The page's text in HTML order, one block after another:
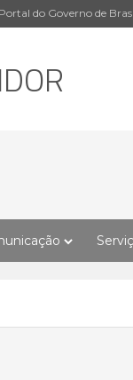
Portal do Governo de